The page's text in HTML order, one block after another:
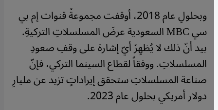
وبحلولِ عام 2018، أوقفت مجموعةُ قنوات إم بي
سي MBC السعودية عرضَ المسلسلاتِ التركيةِ.
بيد أنّ ذلك لا يُظهِرُ أيّ إشارة على وقفِ صعودِ
المسلسلاتِ. ووفقاً لقطاع السينما التركي، فإنّ
صناعة المسلسلاتِ ستحقق إيراداتٍ تزيد عن مليارِ
دولار أمريكي بحلول عام 2023.